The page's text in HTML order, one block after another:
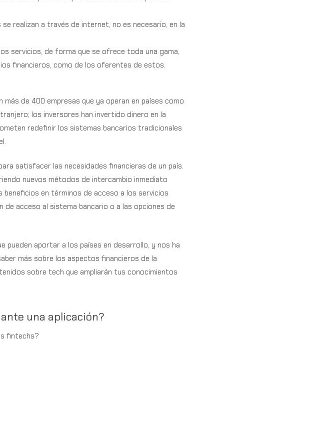
realizan a través de internet, no es necesario, en la
servicios, de forma que se ofrece toda una gama,
financieros, como de los oferentes de estos.
de 400 empresas que ya operan en países como
los inversores han invertido dinero en la
redefinir los sistemas bancarios tradicionales
satisfacer las necesidades financieras de un país.
nuevos métodos de intercambio inmediato
en términos de acceso a los servicios
de acceso al sistema bancario o a las opciones de
pueden aportar a los países en desarrollo, y nos ha
más sobre los aspectos financieros de la
sobre tech que ampliarán tus conocimientos
una aplicación?
fintechs?